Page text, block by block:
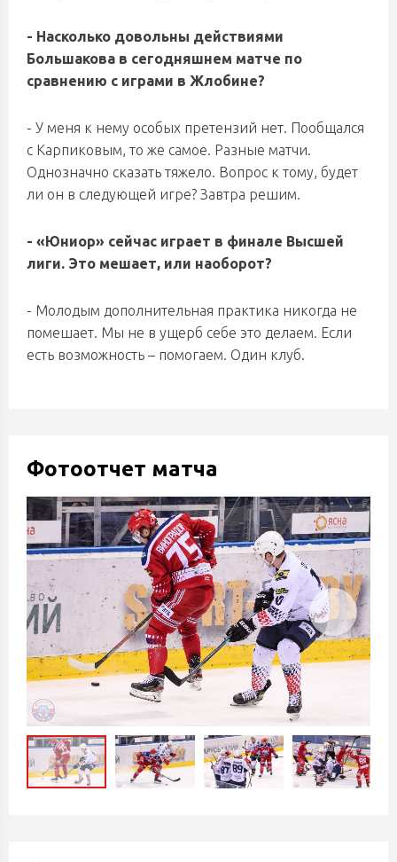
- Насколько довольны действиями
Большакова в сегодняшнем матче по
сравнению с играми в Жлобине?
- У меня к нему особых претензий нет. Пообщался
с Карпиковым, то же самое. Разные матчи.
Однозначно сказать тяжело. Вопрос к тому, будет
ли он в следующей игре? Завтра решим.
- «Юниор» сейчас играет в финале Высшей
лиги. Это мешает, или наоборот?
- Молодым дополнительная практика никогда не
помешает. Мы не в ущерб себе это делаем. Если
есть возможность – помогаем. Один клуб.
Фотоотчет матча